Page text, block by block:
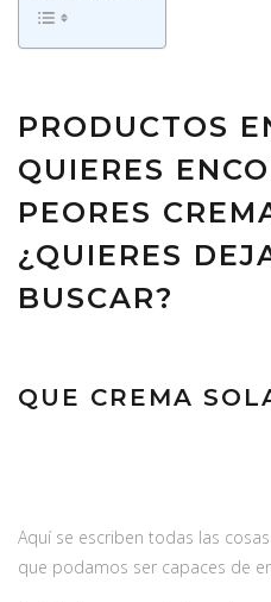
PRODUCTOS
QUIERES
PEORES
¿QUIERES
BUSCAR?
QUE CREMA
Aquí se escriben todas las
que podamos ser capaces de